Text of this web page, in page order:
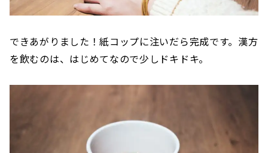
できあがりました！紙コップに注いだら完成です。漢方
を飲むのは、はじめてなので少しドキドキ。